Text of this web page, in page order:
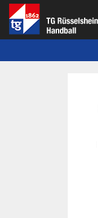
Zum
Inhalt
springen